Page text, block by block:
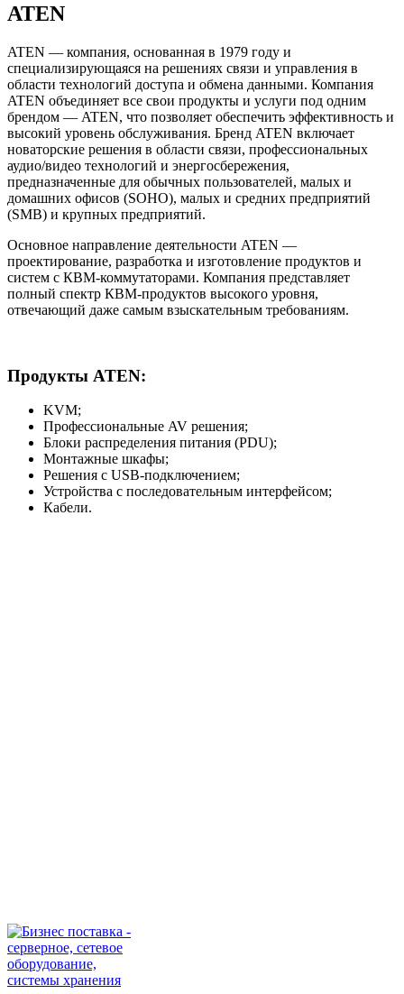
ATEN
ATEN — компания, основанная в 1979 году и
специализирующаяся на решениях связи и управления в
области технологий доступа и обмена данными. Компания
ATEN объединяет все свои продукты и услуги под одним
брендом — ATEN, что позволяет обеспечить эффективность и
высокий уровень обслуживания. Бренд ATEN включает
новаторские решения в области связи, профессиональных
аудио/видео технологий и энергосбережения,
предназначенные для обычных пользователей, малых и
домашних офисов (SOHO), малых и средних предприятий
(SMB) и крупных предприятий.
Основное направление деятельности ATEN —
проектирование, разработка и изготовление продуктов и
систем с КВМ-коммутаторами. Компания представляет
полный спектр КВМ-продуктов высокого уровня,
отвечающий даже самым взыскательным требованиям.
Продукты ATEN:
KVM;
Профессиональные AV решения;
Блоки распределения питания (PDU);
Монтажные шкафы;
Решения с USB-подключением;
Устройства с последовательным интерфейсом;
Кабели.